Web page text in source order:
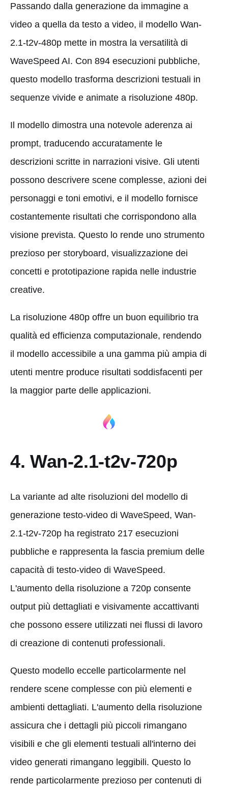
Passando dalla generazione da immagine a
video a quella da testo a video, il modello Wan-
2.1-t2v-480p mette in mostra la versatilità di
WaveSpeed AI. Con 894 esecuzioni pubbliche,
questo modello trasforma descrizioni testuali in
sequenze vivide e animate a risoluzione 480p.
Il modello dimostra una notevole aderenza ai
prompt, traducendo accuratamente le
descrizioni scritte in narrazioni visive. Gli utenti
possono descrivere scene complesse, azioni dei
personaggi e toni emotivi, e il modello fornisce
costantemente risultati che corrispondono alla
visione prevista. Questo lo rende uno strumento
prezioso per storyboard, visualizzazione dei
concetti e prototipazione rapida nelle industrie
creative.
La risoluzione 480p offre un buon equilibrio tra
qualità ed efficienza computazionale, rendendo
il modello accessibile a una gamma più ampia di
utenti mentre produce risultati soddisfacenti per
la maggior parte delle applicazioni.
4. Wan-2.1-t2v-720p
La variante ad alte risoluzioni del modello di
generazione testo-video di WaveSpeed, Wan-
2.1-t2v-720p ha registrato 217 esecuzioni
pubbliche e rappresenta la fascia premium delle
capacità di testo-video di WaveSpeed.
L'aumento della risoluzione a 720p consente
output più dettagliati e visivamente accattivanti
che possono essere utilizzati nei flussi di lavoro
di creazione di contenuti professionali.
Questo modello eccelle particolarmente nel
rendere scene complesse con più elementi e
ambienti dettagliati. L'aumento della risoluzione
assicura che i dettagli più piccoli rimangano
visibili e che gli elementi testuali all'interno dei
video generati rimangano leggibili. Questo lo
rende particolarmente prezioso per contenuti di